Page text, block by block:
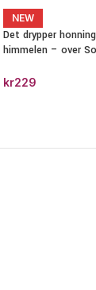
NEW
Det drypper
himmelen – over
kr229